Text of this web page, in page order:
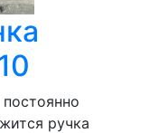
ручка